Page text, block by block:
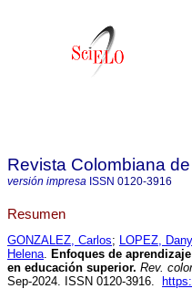
Revista Colombiana
versión impresa ISSN 0120-3916
Resumen
GONZALEZ, Carlos; LOPEZ, Dany
Helena. Enfoques de
en educación superior. Rev.
Sep-2024. ISSN 0120-3916.